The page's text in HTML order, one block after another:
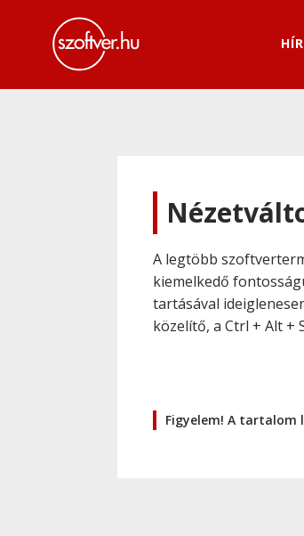
A legtöbb
kiemelkedő
tartásával
közelítő, a Ctrl + Alt +
Figyelem! A tartalom